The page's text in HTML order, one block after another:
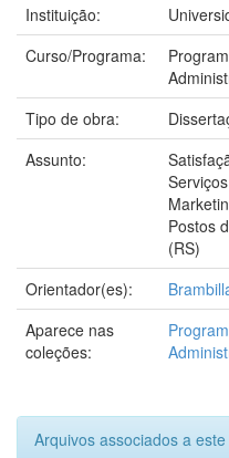
Instituição:
Curso/Programa:
Tipo de obra:
Assunto:
Postos
(RS)
Orientador(es):
Aparece nas
coleções:
Arquivos associados a